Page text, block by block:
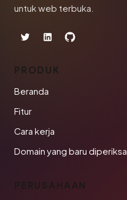
untuk web terbuka.
PRODUK
Beranda
Fitur
Cara kerja
Domain yang baru diperiksa
PERUSAHAAN